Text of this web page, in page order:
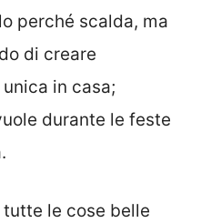
perché scalda, ma
di creare
in casa;
durante le feste
le cose belle